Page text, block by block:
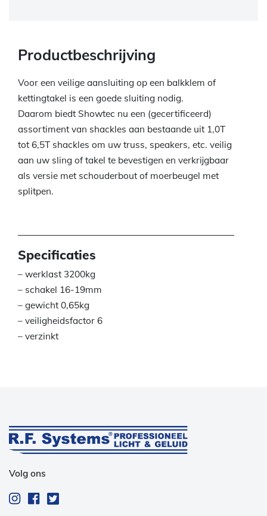
Productbeschrijving
Voor een veilige aansluiting op een balkklem of
kettingtakel is een goede sluiting nodig.
Daarom biedt Showtec nu een (gecertificeerd)
assortiment van shackles aan bestaande uit 1,0T
tot 6,5T shackles om uw truss, speakers, etc. veilig
aan uw sling of takel te bevestigen en verkrijgbaar
als versie met schouderbout of moerbeugel met
splitpen.
Specificaties
– werklast 3200kg
– schakel 16-19mm
– gewicht 0,65kg
– veiligheidsfactor 6
– verzinkt
Volg ons